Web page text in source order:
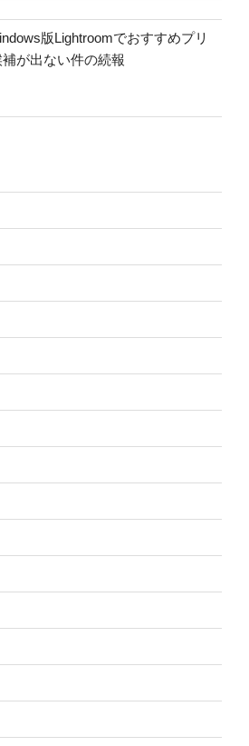
版Lightroomでおすすめプリ
が出ない件の続報